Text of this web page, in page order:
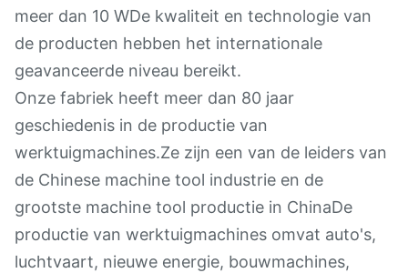
meer dan 10 WDe kwaliteit en technologie van
de producten hebben het internationale
geavanceerde niveau bereikt.
Onze fabriek heeft meer dan 80 jaar
geschiedenis in de productie van
werktuigmachines.Ze zijn een van de leiders van
de Chinese machine tool industrie en de
grootste machine tool productie in ChinaDe
productie van werktuigmachines omvat auto's,
luchtvaart, nieuwe energie, bouwmachines,